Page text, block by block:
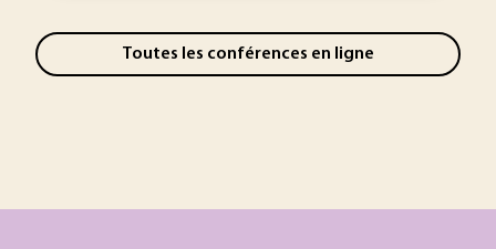
Toutes les conférences en ligne